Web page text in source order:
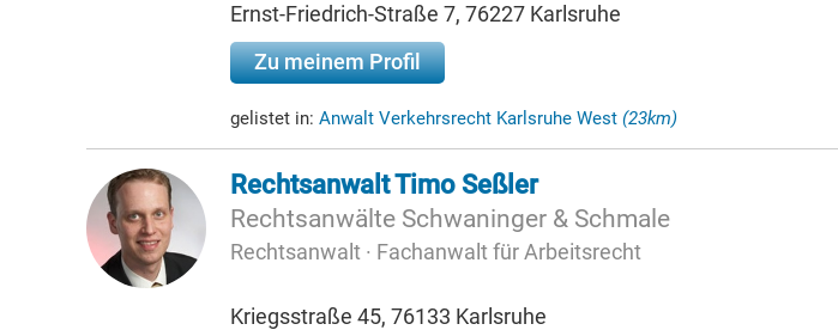
Ernst-Friedrich-Straße 7, 76227 Karlsruhe
Zu meinem Profil
gelistet in: Anwalt Verkehrsrecht Karlsruhe West (23km)
Rechtsanwalt Timo Seßler
Rechtsanwälte Schwaninger & Schmale
Rechtsanwalt · Fachanwalt für Arbeitsrecht
Kriegsstraße 45, 76133 Karlsruhe